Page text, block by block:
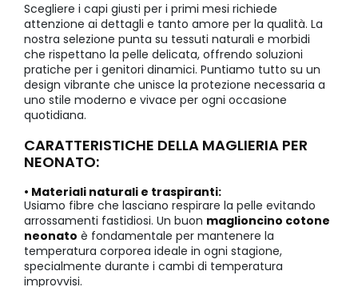
Scegliere i capi giusti per i primi mesi richiede
attenzione ai dettagli e tanto amore per la qualità. La
nostra selezione punta su tessuti naturali e morbidi
che rispettano la pelle delicata, offrendo soluzioni
pratiche per i genitori dinamici. Puntiamo tutto su un
design vibrante che unisce la protezione necessaria a
uno stile moderno e vivace per ogni occasione
quotidiana.
CARATTERISTICHE DELLA MAGLIERIA PER
NEONATO:
• Materiali naturali e traspiranti:
Usiamo fibre che lasciano respirare la pelle evitando
arrossamenti fastidiosi. Un buon maglioncino cotone
neonato è fondamentale per mantenere la
temperatura corporea ideale in ogni stagione,
specialmente durante i cambi di temperatura
improvvisi.